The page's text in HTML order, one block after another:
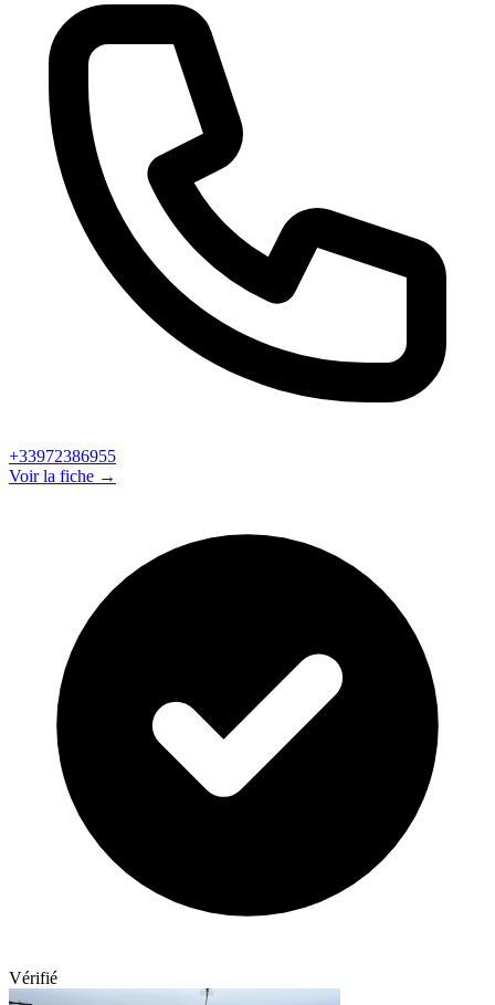
+33972386955
Voir la fiche →
Vérifié